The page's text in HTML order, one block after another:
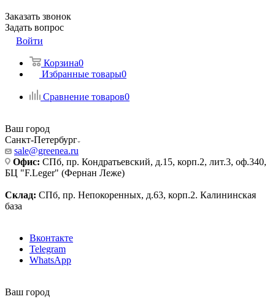
Заказать звонок
Задать вопрос
Войти
Корзина0
Избранные товары0
Сравнение товаров0
Ваш город
Санкт-Петербург
sale@greenea.ru
Офис: СПб, пр. Кондратьевский, д.15, корп.2, лит.3, оф.340,
БЦ "F.Leger" (Фернан Леже)
Склад: СПб, пр. Непокоренных, д.63, корп.2. Калининская
база
Вконтакте
Telegram
WhatsApp
Ваш город